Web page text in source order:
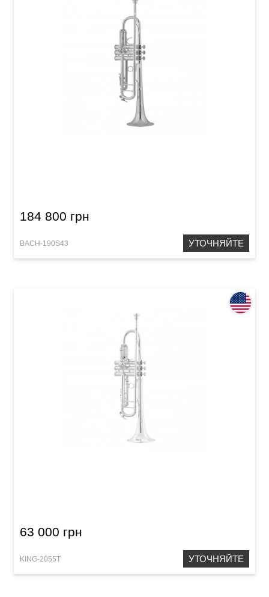
184 800 грн
BACH-190S43 УТОЧНЯЙТЕ
63 000 грн
KING-2055T УТОЧНЯЙТЕ